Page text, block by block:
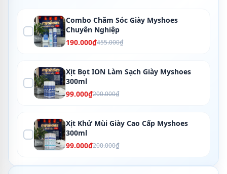
Combo Chăm Sóc Giày Myshoes
Chuyên Nghiệp
190.000₫455.000₫
Xịt Bọt ION Làm Sạch Giày Myshoes
300ml
99.000₫200.000₫
Xịt Khử Mùi Giày Cao Cấp Myshoes
300ml
99.000₫200.000₫